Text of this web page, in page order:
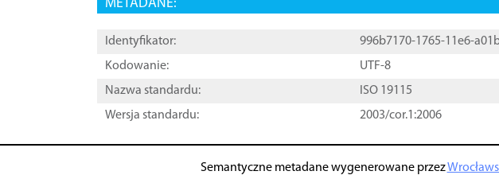
METADANE:
Identyfikator:
996b7170-1765-11e6-
Kodowanie:
UTF-8
Nazwa standardu:
ISO 19115
Wersja standardu:
2003/cor.1:2006
Semantyczne metadane wygenerowane przez